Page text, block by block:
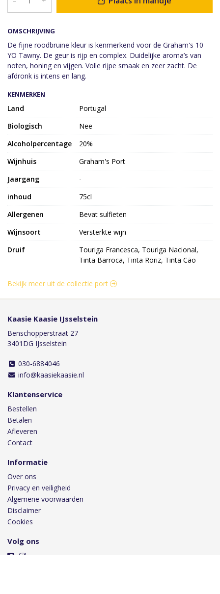
OMSCHRIJVING
De fijne roodbruine kleur is kenmerkend voor de Graham's 10
YO Tawny. De geur is rijp en complex. Duidelijke aroma’s van
noten, honing en vijgen. Volle rijpe smaak en zeer zacht. De
afdronk is intens en lang.
KENMERKEN
Land
Portugal
Biologisch
Nee
Alcoholpercentage
20%
Wijnhuis
Graham's Port
Jaargang
-
inhoud
75cl
Allergenen
Bevat sulfieten
Wijnsoort
Versterkte wijn
Druif
Touriga Francesca, Touriga Nacional,
Tinta Barroca, Tinta Roriz, Tinta Cão
Bekijk meer uit de collectie port
Kaasie Kaasie IJsselstein
Benschopperstraat 27
3401DG IJsselstein
030-6884046
info@kaasiekaasie.nl
Klantenservice
Bestellen
Betalen
Afleveren
Contact
Informatie
Over ons
Privacy en veiligheid
Algemene voorwaarden
Disclaimer
Cookies
Volg ons